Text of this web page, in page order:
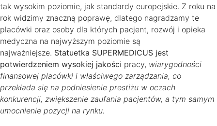
tak wysokim poziomie, jak standardy europejskie. Z roku na
rok widzimy znaczną poprawę, dlatego nagradzamy te
placówki oraz osoby dla których pacjent, rozwój i opieka
medyczna na najwyższym poziomie są
najważniejsze. Statuetka SUPERMEDICUS jest
potwierdzeniem wysokiej jakości pracy, wiarygodności
finansowej placówki i właściwego zarządzania, co
przekłada się na podniesienie prestiżu w oczach
konkurencji, zwiększenie zaufania pacjentów, a tym samym
umocnienie pozycji na rynku.